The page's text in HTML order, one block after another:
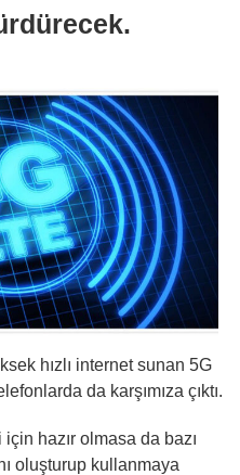
hızlı internet sunan 5G
da karşımıza çıktı.
hazır olmasa da bazı
oluşturup kullanmaya